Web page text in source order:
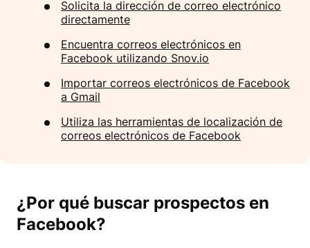
Solicita la dirección de correo electrónico
directamente
Encuentra correos electrónicos en
Facebook utilizando Snov.io
Importar correos electrónicos de Facebook
a Gmail
Utiliza las herramientas de localización de
correos electrónicos de Facebook
¿Por qué buscar prospectos en
Facebook?